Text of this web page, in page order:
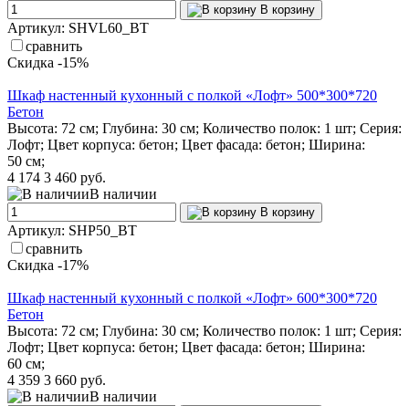
В корзину
Артикул: SHVL60_BT
сравнить
Скидка -15%
Шкаф настенный кухонный с полкой «Лофт» 500*300*720
Бетон
Высота: 72 см; Глубина: 30 см; Количество полок: 1 шт; Серия:
Лофт; Цвет корпуса: бетон; Цвет фасада: бетон; Ширина:
50 см;
4 174 3 460 руб.
В наличии
В корзину
Артикул: SHP50_BT
сравнить
Скидка -17%
Шкаф настенный кухонный с полкой «Лофт» 600*300*720
Бетон
Высота: 72 см; Глубина: 30 см; Количество полок: 1 шт; Серия:
Лофт; Цвет корпуса: бетон; Цвет фасада: бетон; Ширина:
60 см;
4 359 3 660 руб.
В наличии